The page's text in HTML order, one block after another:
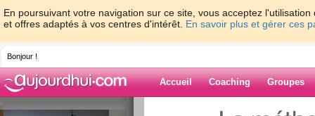
En poursuivant votre navigation sur ce site, vous acceptez
et offres adaptés à vos centres d'intérêt. En savoir plus et gérer ces
Bonjour !
Accueil Coaching Groupes
>
nicoletonnellevaspart